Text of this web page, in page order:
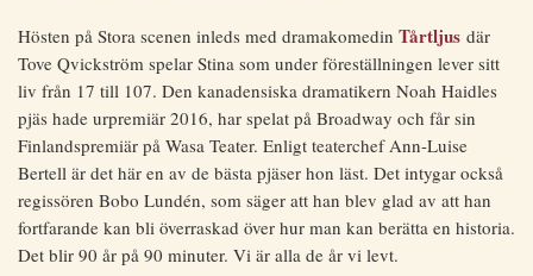
Hösten på Stora scenen inleds med dramakomedin Tårtljus där
Tove Qvickström spelar Stina som under föreställningen lever sitt
liv från 17 till 107. Den kanadensiska dramatikern Noah Haidles
pjäs hade urpremiär 2016, har spelat på Broadway och får sin
Finlandspremiär på Wasa Teater. Enligt teaterchef Ann-Luise
Bertell är det här en av de bästa pjäser hon läst. Det intygar också
regissören Bobo Lundén, som säger att han blev glad av att han
fortfarande kan bli överraskad över hur man kan berätta en historia.
Det blir 90 år på 90 minuter. Vi är alla de år vi levt.